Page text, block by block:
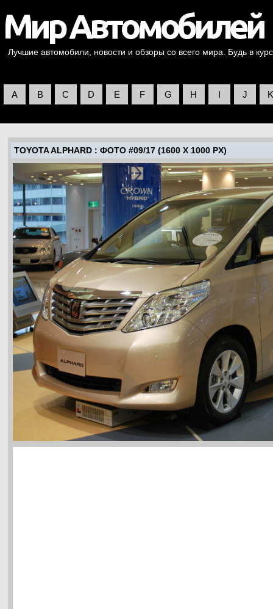
Лучшие автомобили, новости и обзоры со всего мира. Будь в
A B C D E F G H I J K
TOYOTA ALPHARD : ФОТО #09/17 (1600 X 1000 PX)